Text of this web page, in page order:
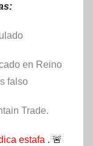
en Reino
falso
Trade.
estafa . 🚨